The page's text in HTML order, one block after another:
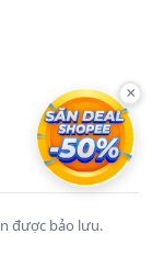
được bảo lưu.
×